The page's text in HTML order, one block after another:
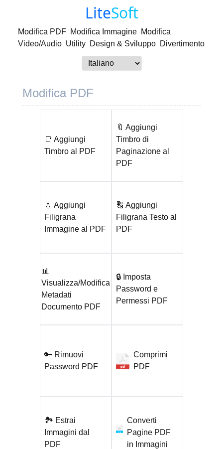
LiteSoft
Modifica PDF Modifica Immagine Modifica
Video/Audio Utility Design & Sviluppo Divertimento
Modifica PDF
📑 Aggiungi
Timbro al PDF
🔖 Aggiungi
Timbro di
Paginazione al
PDF
💧 Aggiungi
Filigrana
Immagine al PDF
🔠 Aggiungi
Filigrana Testo al
PDF
📊
Visualizza/Modifica
Metadati
Documento PDF
🔒 Imposta
Password e
Permessi PDF
🔑 Rimuovi
Password PDF
pdf
Comprimi
PDF
🏞️ Estrai
Immagini dal
PDF
jpg
Converti
Pagine PDF
in Immagini